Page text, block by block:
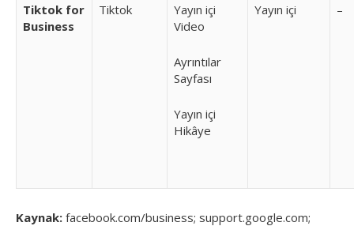
Tiktok for
Business
Tiktok
Yayın içi
Video
Ayrıntılar
Sayfası
Yayın içi
Hikâye
Yayın içi –
Kaynak: facebook.com/business; support.google.com;